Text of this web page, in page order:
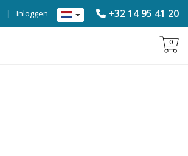
+32 14 95 41 20
Inloggen
|
0